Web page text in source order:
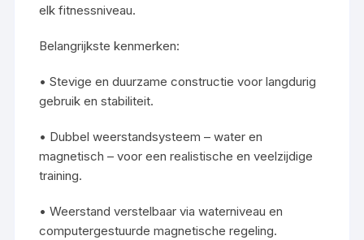
elk fitnessniveau.
Belangrijkste kenmerken:
• Stevige en duurzame constructie voor langdurig
gebruik en stabiliteit.
• Dubbel weerstandsysteem – water en
magnetisch – voor een realistische en veelzijdige
training.
• Weerstand verstelbaar via waterniveau en
computergestuurde magnetische regeling.